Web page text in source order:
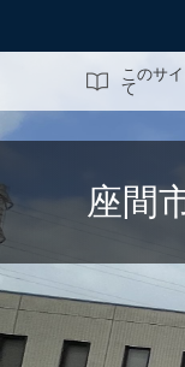
このサ
て
座間